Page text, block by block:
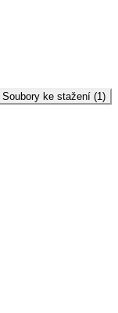
Soubory ke stažení (1)